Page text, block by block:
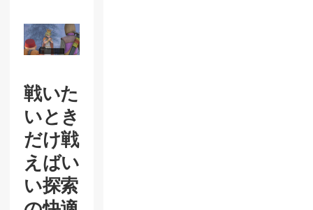
戦いた
いとき
だけ戦
えばい
い探索